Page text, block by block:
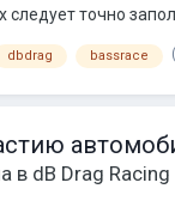
следует точно
dbdrag bassrace
в dB Drag Racing